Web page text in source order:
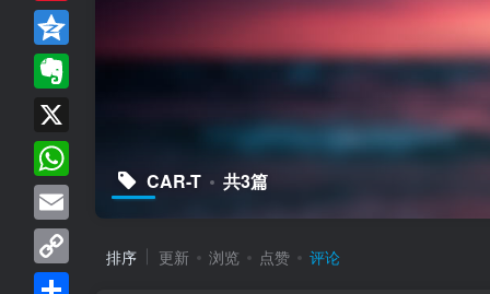
CAR-T 共3篇
排序 更新 浏览 点赞 评论
Sina
Weibo
Qzone
Evernote
X
WhatsApp
Email
Copy